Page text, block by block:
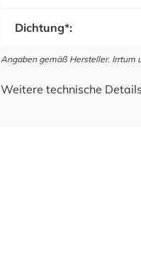
Dichtung*:
Angaben gemäß Hersteller. Irrtum
Weitere technische